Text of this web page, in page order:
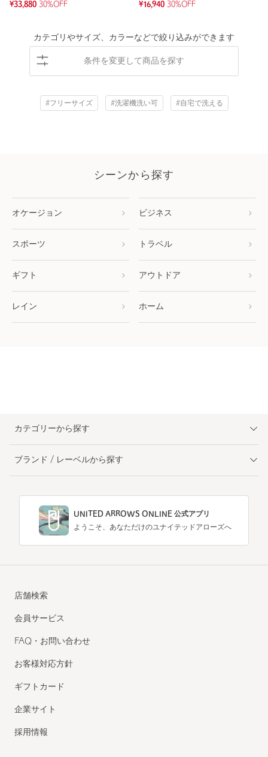
¥33,880 30%OFF
¥16,940 30%OFF
カテゴリやサイズ、カラーなどで絞り込みができます
条件を変更して商品を探す
#フリーサイズ #洗濯機洗い可 #自宅で洗える
シーンから探す
オケージョン ビジネス
スポーツ トラベル
ギフト アウトドア
レイン ホーム
カテゴリーから探す
ブランド / レーベルから探す
UNITED ARROWS ONLINE 公式アプリ
ようこそ、あなただけのユナイテッドアローズへ
店舗検索
会員サービス
FAQ・お問い合わせ
お客様対応方針
ギフトカード
企業サイト
採用情報